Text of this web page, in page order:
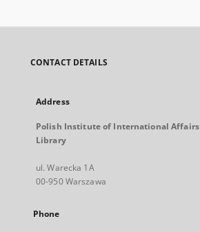
CONTACT DETAILS
Address
Polish Institute of International Affairs
Library
ul. Warecka 1A
00-950 Warszawa
Phone